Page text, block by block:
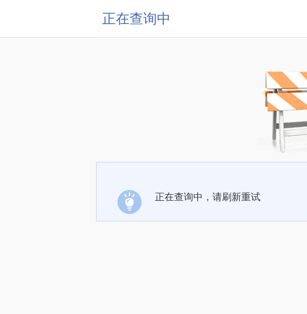
正在查询中
正在查询中，请刷新重试